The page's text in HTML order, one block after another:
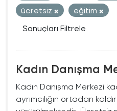
ücretsiz
eğitim
Sonuçları Filtrele
Kadın Danışma
Kadın Danışma Merkezi
ayrımcılığın ortadan